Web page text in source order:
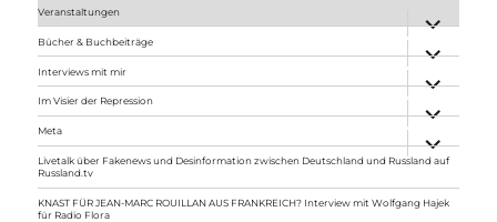
Veranstaltungen
anzeigen
Bücher & Buchbeiträge
anzeigen
Interviews mit mir
anzeigen
Im Visier der Repression
anzeigen
Meta
anzeigen
Livetalk über Fakenews und Desinformation zwischen Deutschland und Russland auf
Russland.tv
KNAST FÜR JEAN-MARC ROUILLAN AUS FRANKREICH? Interview mit Wolfgang Hajek
für Radio Flora